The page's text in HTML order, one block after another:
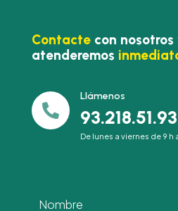
Contactecon nosotros
atenderemos

Llámenos
93.218.51.93
De lunes a viernes de 9 h
Nombre